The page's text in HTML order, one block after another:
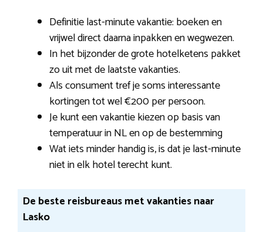
Definitie last-minute vakantie: boeken en
vrijwel direct daarna inpakken en wegwezen.
In het bijzonder de grote hotelketens pakket
zo uit met de laatste vakanties.
Als consument tref je soms interessante
kortingen tot wel €200 per persoon.
Je kunt een vakantie kiezen op basis van
temperatuur in NL en op de bestemming
Wat iets minder handig is, is dat je last-minute
niet in elk hotel terecht kunt.
De beste reisbureaus met vakanties naar
Lasko